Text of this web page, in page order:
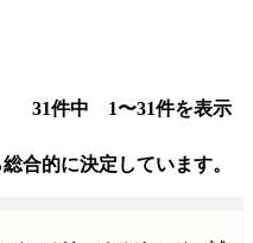
31件中 1〜31件を表示
合的に決定しています。